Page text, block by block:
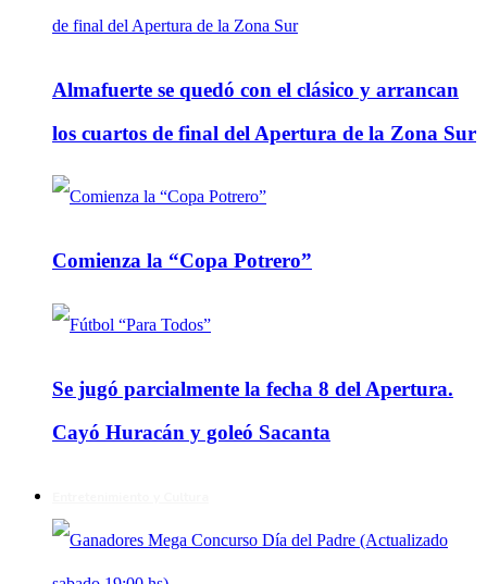
Almafuerte se quedó con el clásico y arrancan
los cuartos de final del Apertura de la Zona Sur
Comienza la “Copa Potrero”
Se jugó parcialmente la fecha 8 del Apertura.
Cayó Huracán y goleó Sacanta